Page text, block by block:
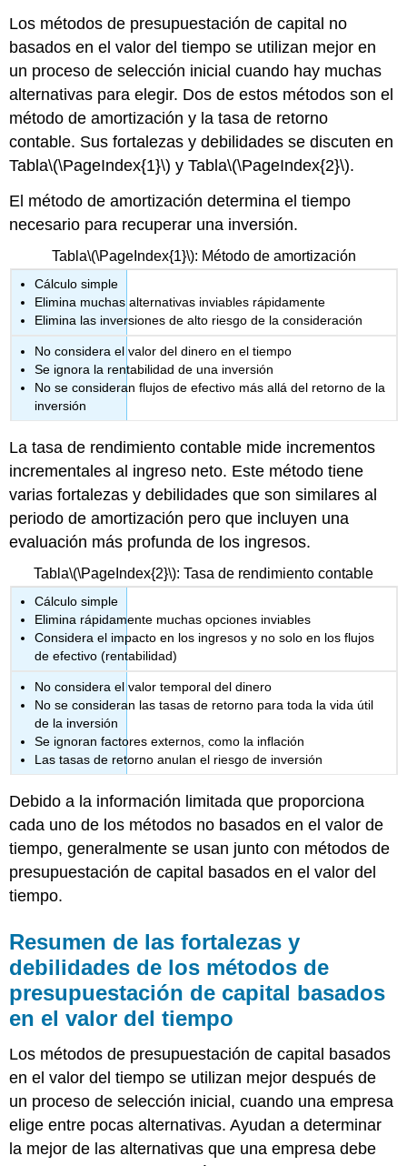
Los métodos de presupuestación de capital no
basados en el valor del tiempo se utilizan mejor en
un proceso de selección inicial cuando hay muchas
alternativas para elegir. Dos de estos métodos son el
método de amortización y la tasa de retorno
contable. Sus fortalezas y debilidades se discuten en
Tabla\(\PageIndex{1}\) y Tabla\(\PageIndex{2}\).
El método de amortización determina el tiempo
necesario para recuperar una inversión.
Tabla\(\PageIndex{1}\): Método de amortización
Cálculo simple
Elimina muchas alternativas inviables rápidamente
Elimina las inversiones de alto riesgo de la consideración
No considera el valor del dinero en el tiempo
Se ignora la rentabilidad de una inversión
No se consideran flujos de efectivo más allá del retorno de la
inversión
La tasa de rendimiento contable mide incrementos
incrementales al ingreso neto. Este método tiene
varias fortalezas y debilidades que son similares al
periodo de amortización pero que incluyen una
evaluación más profunda de los ingresos.
Tabla\(\PageIndex{2}\): Tasa de rendimiento contable
Cálculo simple
Elimina rápidamente muchas opciones inviables
Considera el impacto en los ingresos y no solo en los flujos
de efectivo (rentabilidad)
No considera el valor temporal del dinero
No se consideran las tasas de retorno para toda la vida útil
de la inversión
Se ignoran factores externos, como la inflación
Las tasas de retorno anulan el riesgo de inversión
Debido a la información limitada que proporciona
cada uno de los métodos no basados en el valor de
tiempo, generalmente se usan junto con métodos de
presupuestación de capital basados en el valor del
tiempo.
Resumen de las fortalezas y
debilidades de los métodos de
presupuestación de capital basados
en el valor del tiempo
Los métodos de presupuestación de capital basados
en el valor del tiempo se utilizan mejor después de
un proceso de selección inicial, cuando una empresa
elige entre pocas alternativas. Ayudan a determinar
la mejor de las alternativas que una empresa debe